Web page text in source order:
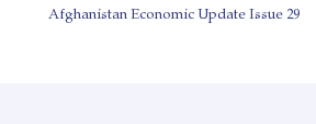
Afghanistan Economic Update Issue 29